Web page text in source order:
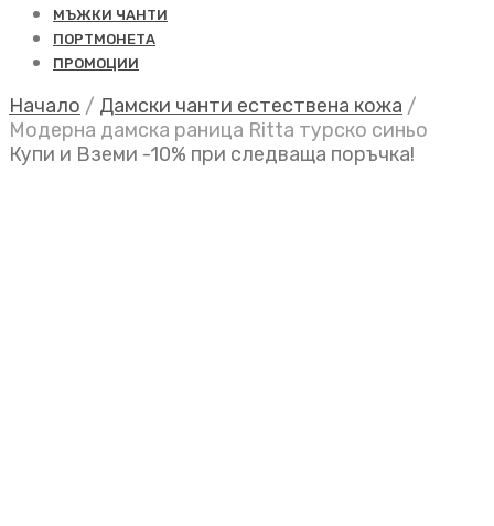
МЪЖКИ ЧАНТИ
ПОРТМОНЕТА
ПРОМОЦИИ
Начало / Дамски чанти естествена кожа /
Модерна дамска раница Ritta турско синьо
Купи и Вземи -10% при следваща поръчка!